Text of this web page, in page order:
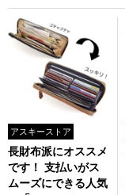
アスキーストア
長財布派にオススメ
です！ 支払いがス
ムーズにできる人気